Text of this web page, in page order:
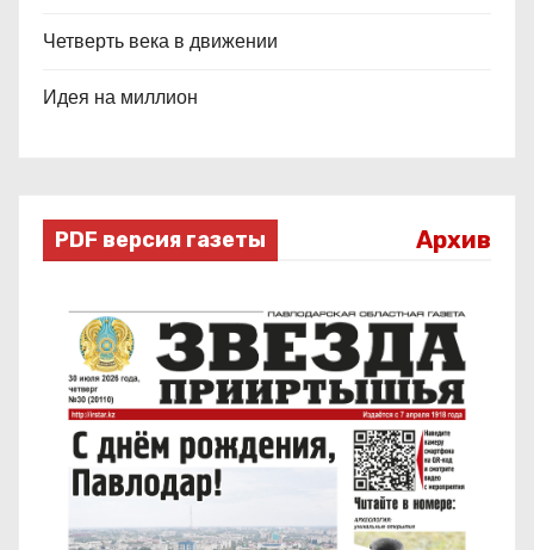
Четверть века в движении
Идея на миллион
PDF версия газеты Архив